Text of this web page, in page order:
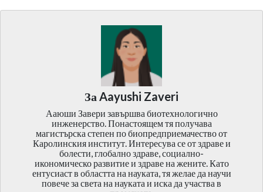
За Aayushi Zaveri
Ааюши Завери завършва биотехнологично
инженерство. Понастоящем тя получава
магистърска степен по биопредприемачество от
Каролинския институт. Интересува се от здраве и
болести, глобално здраве, социално-
икономическо развитие и здраве на жените. Като
ентусиаст в областта на науката, тя желае да научи
повече за света на науката и иска да участва в